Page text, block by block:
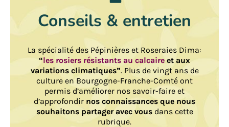
Conseils & entretien
La spécialité des Pépinières et Roseraies Dima:
“les rosiers résistants au calcaire et aux
variations climatiques”. Plus de vingt ans de
culture en Bourgogne-Franche-Comté ont
permis d’améliorer nos savoir-faire et
d’approfondir nos connaissances que nous
souhaitons partager avec vousdans cette
rubrique.